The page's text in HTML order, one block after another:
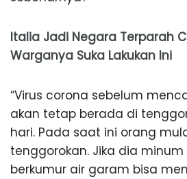
Italia Jadi Negara Terparah
Warganya Suka Lakukan Ini
“Virus corona sebelum
akan tetap berada di
hari. Pada saat ini orang
tenggorokan. Jika dia
berkumur air garam bisa